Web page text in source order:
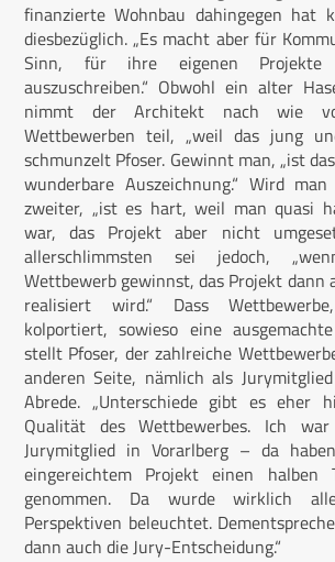
finanzierte Wohnbau dahingegen hat
diesbezüglich. „Es macht aber für
Sinn, für ihre eigenen Projekte
auszuschreiben.“ Obwohl ein alter
nimmt der Architekt nach wie
Wettbewerben teil, „weil das jung
schmunzelt Pfoser. Gewinnt man, „ist
wunderbare Auszeichnung.“ Wird
zweiter, „ist es hart, weil man quasi
war, das Projekt aber nicht
allerschlimmsten sei jedoch,
Wettbewerb gewinnst, das Projekt dann
realisiert wird.“ Dass
kolportiert, sowieso eine
stellt Pfoser, der zahlreiche
anderen Seite, nämlich als
Abrede. „Unterschiede gibt es eher
Qualität des Wettbewerbes. Ich
Jurymitglied in Vorarlberg – da
eingereichtem Projekt einen halben
genommen. Da wurde wirklich
Perspektiven beleuchtet.
dann auch die Jury-Entscheidung.“